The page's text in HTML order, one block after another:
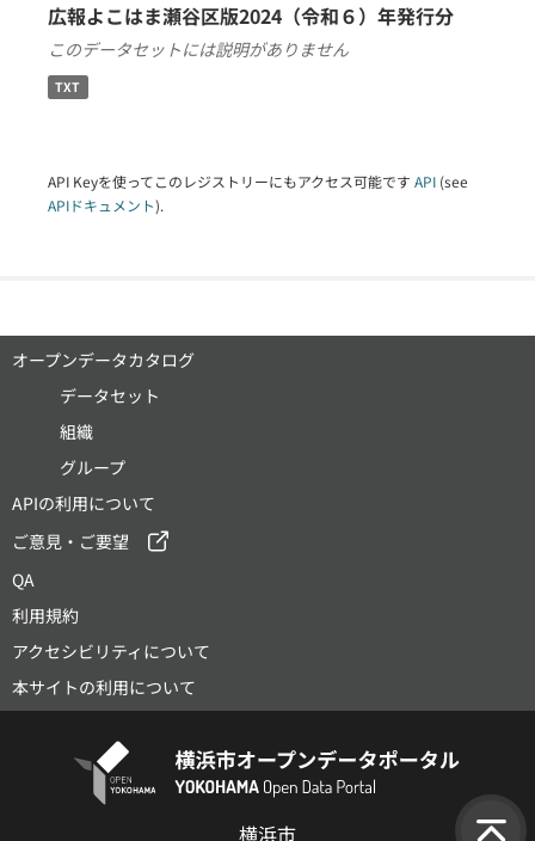
広報よこはま瀬谷区版2024（令和６）年発行分
このデータセットには説明がありません
TXT
API Keyを使ってこのレジストリーにもアクセス可能です API (see
APIドキュメント).
オープンデータカタログ
データセット
組織
グループ
APIの利用について
ご意見・ご要望
QA
利用規約
アクセシビリティについて
本サイトの利用について
横浜市